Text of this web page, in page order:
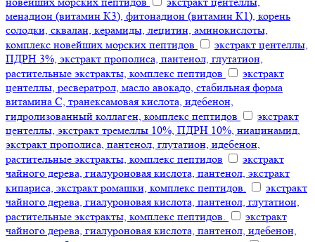
менадион (витамин К3), фитонадион (витамин К1), корень
солодки, сквалан, керамиды, лецитин, аминокислоты,
комплекс новейших морских пептидов
экстракт центеллы,
ПДРН 3%, экстракт прополиса, пантенол, глутатион,
растительные экстракты, комплекс пептидов
экстракт
центеллы, ресвератрол, масло авокадо, стабильная форма
витамина С, транексамовая кислота, идебенон,
гидролизованный коллаген, комплекс пептидов
экстракт
центеллы, экстракт тремеллы 10%, ПДРН 10%, ниацинамид,
экстракт прополиса, пантенол, глутатион, идебенон,
растительные экстракты, комплекс пептидов
экстракт
чайного дерева, гиалуроновая кислота, пантенол, экстракт
кипариса, экстракт ромашки, комплекс пептидов.
экстракт
чайного дерева, гиалуроновая кислота, пантенол, глутатион,
растительные экстракты, комплекс пептидов.
экстракт
чайного дерева, гиалуроновая кислота, пантенол, идебенон,